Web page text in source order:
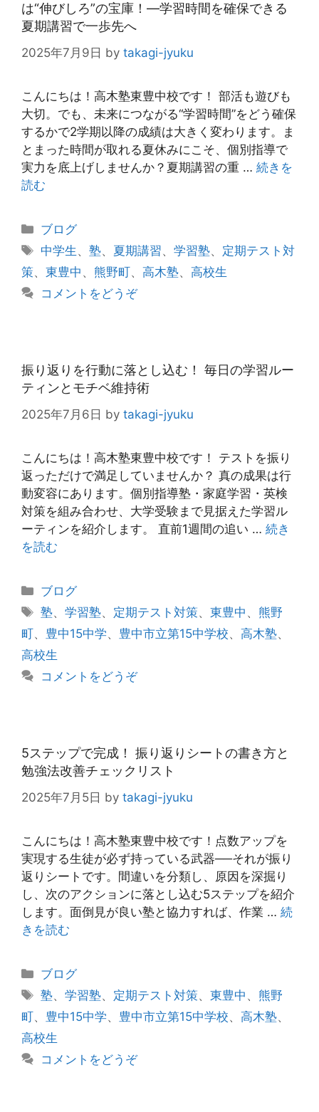
は“伸びしろ”の宝庫！―学習時間を確保できる
夏期講習で一歩先へ
2025年7月9日 by takagi-jyuku
こんにちは！高木塾東豊中校です！ 部活も遊びも
大切。でも、未来につながる“学習時間”をどう確保
するかで2学期以降の成績は大きく変わります。ま
とまった時間が取れる夏休みにこそ、個別指導で
実力を底上げしませんか？夏期講習の重 … 続きを
読む
カ
テ
リ
ー
ブログ
タ
グ
中学生 、塾、 夏期講習、学習塾、 定期テスト対
策、 東豊中 、 熊野町、 高木塾、 高校生
コメントをどうぞ
振り返りを行動に落とし込む！ 毎日の学習ルー
ティンとモチベ維持術
2025年7月6日 by takagi-jyuku
こんにちは！高木塾東豊中校です！ テストを振り
返っただけで満足していませんか？ 真の成果は行
動変容にあります。個別指導塾・家庭学習・英検
対策を組み合わせ、大学受験まで見据えた学習ル
ーティンを紹介します。 直前1週間の追い … 続き
を読む
カ
テ
リ
ー
ブログ
タ
グ
塾、学習塾、 定期テスト対策、東豊中 、熊野
町、 豊中15中学、 豊中市立第15中学校、 高木塾、
高校生
コメントをどうぞ
5ステップで完成！ 振り返りシートの書き方と
勉強法改善チェックリスト
2025年7月5日 by takagi-jyuku
こんにちは！高木塾東豊中校です！点数アップを
実現する生徒が必ず持っている武器──それが振り
返りシートです。間違いを分類し、原因を深掘り
し、次のアクションに落とし込む5ステップを紹介
します。面倒見が良い塾と協力すれば、作業 … 続
きを読む
カ
テ
リ
ー
ブログ
タ
グ
塾、学習塾、 定期テスト対策、東豊中 、熊野
町、 豊中15中学、 豊中市立第15中学校、 高木塾、
高校生
コメントをどうぞ